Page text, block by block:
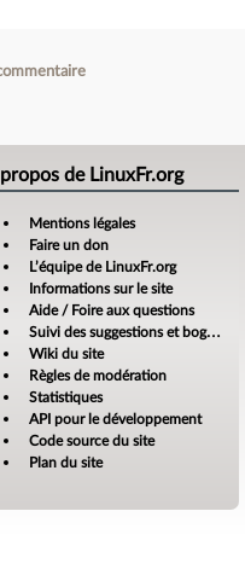
de LinuxFr.org
Mentions légales
Faire un don
L’équipe de LinuxFr.org
Informations sur le site
Aide / Foire aux questions
Suivi des suggestions et bogues
Wiki du site
Règles de modération
Statistiques
API pour le développement
Code source du site
Plan du site